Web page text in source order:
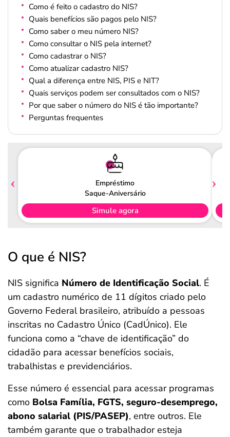
Como é feito o cadastro do NIS?
Quais benefícios são pagos pelo NIS?
Como saber o meu número NIS?
Como consultar o NIS pela internet?
Como cadastrar o NIS?
Como atualizar cadastro NIS?
Qual a diferença entre NIS, PIS e NIT?
Quais serviços podem ser consultados com o NIS?
Por que saber o número do NIS é tão importante?
Perguntas frequentes
Empréstimo
Saque-Aniversário
Simule agora
O que é NIS?
NIS significa Número de Identificação Social. É
um cadastro numérico de 11 dígitos criado pelo
Governo Federal brasileiro, atribuído a pessoas
inscritas no Cadastro Único (CadÚnico). Ele
funciona como a “chave de identificação” do
cidadão para acessar benefícios sociais,
trabalhistas e previdenciários.
Esse número é essencial para acessar programas
como Bolsa Família, FGTS, seguro-desemprego,
abono salarial (PIS/PASEP), entre outros. Ele
também garante que o trabalhador esteja